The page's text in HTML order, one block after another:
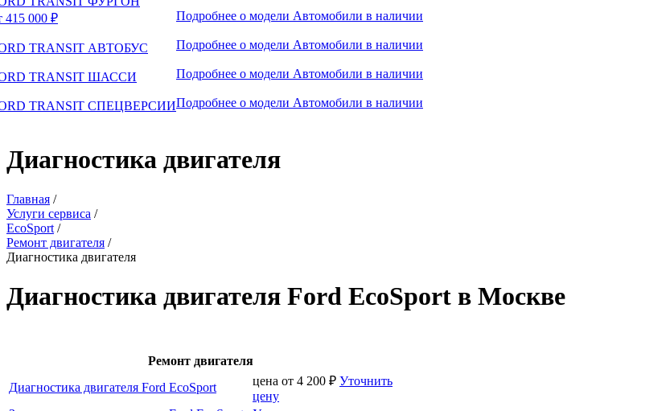
415 000 ₽
TRANSIT АВТОБУС
TRANSIT ШАССИ
TRANSIT СПЕЦВЕРСИИ
Подробнее о модели Автомобили в наличии
Подробнее о модели Автомобили в наличии
Подробнее о модели Автомобили в наличии
Подробнее о модели Автомобили в наличии
Диагностика двигателя
Главная /
Услуги сервиса /
EcoSport /
Ремонт двигателя /
Диагностика двигателя
Диагностика двигателя Ford EcoSport в Москве
Ремонт двигателя
Диагностика двигателя Ford EcoSport
цена от 4 200 ₽ Уточнить
цену